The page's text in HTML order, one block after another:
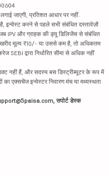
जाएगी, प्रतिशत आधार पर नहीं.
है, इन्वेस्ट करने से पहले सभी संबंधित दस्तावेज़ों
IPV और ग्राहक की ड्यू डिलिजेंस से संबंधित
खरीद मूल्य ₹10/- या उससे कम है, तो अधिकतम
द्वारा निर्धारित सीमा से अधिक नहीं
नहीं हैं, और सदस्य बस डिस्ट्रीब्यूटर के रूप में
का एक्सचेंज इन्वेस्टर निवारण मंच या मध्यस्थता
सपोर्ट डेस्क